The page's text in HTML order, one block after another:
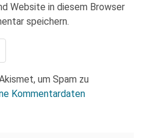
Website in diesem Browser
speichern.
um Spam zu
Kommentardaten